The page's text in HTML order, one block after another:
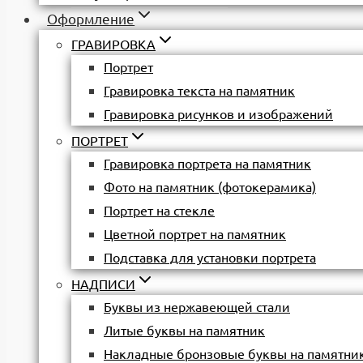
Оформление
ГРАВИРОВКА
Портрет
Гравировка текста на памятник
Гравировка рисунков и изображений
ПОРТРЕТ
Гравировка портрета на памятник
Фото на памятник (фотокерамика)
Портрет на стекле
Цветной портрет на памятник
Подставка для установки портрета
НАДПИСИ
Буквы из нержавеющей стали
Литые буквы на памятник
Накладные бронзовые буквы на